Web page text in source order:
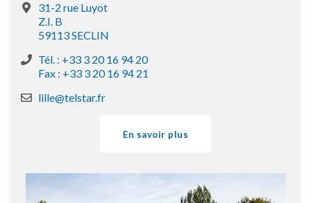
31-2 rue Luyot
Z.I. B
59113 SECLIN
Tél. : +33 3 20 16 94 20
Fax : +33 3 20 16 94 21
lille@telstar.fr
En savoir plus